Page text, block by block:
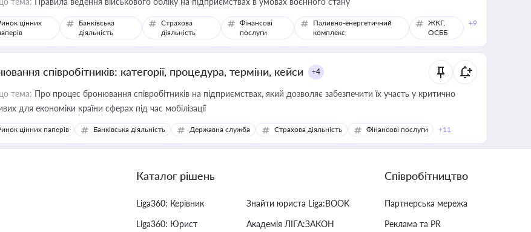
цінних
Банківська
діяльність
Страхова
діяльність
Фінансові
послуги
Паливно-енергетичний
комплекс
ЖКГ,
ОСББ
+9
співробітників: категорії, процедура, терміни, кейси +4
тема: Про процес бронювання співробітників на підприємствах, який дозволяє забезпечити їх участь у критично
для економіки країни сферах під час мобілізації
цінних паперів Банківська діяльність Державна служба Страхова діяльність Фінансові послуги +11
Каталог рішень
Liga360: Керівник
Liga360: Юрист
Знайти юриста Liga:BOOK
Академія ЛІГА:ЗАКОН
Співробітництво
Партнерська мережа
Реклама та PR